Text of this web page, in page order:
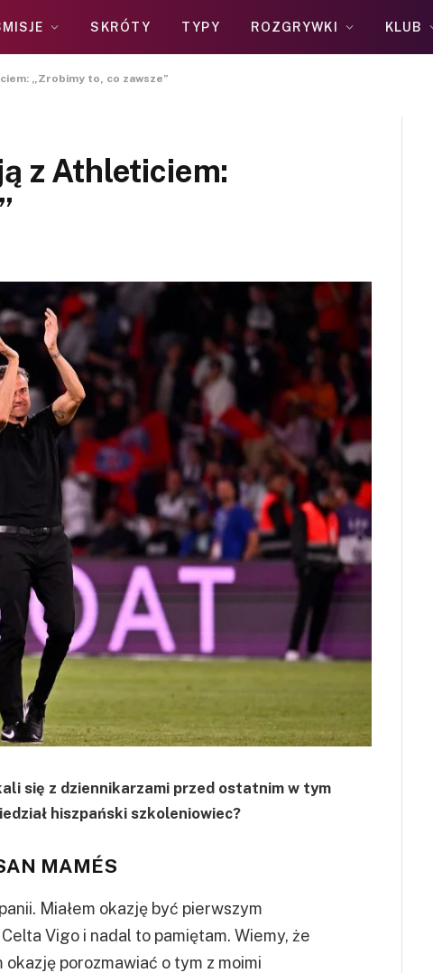
SKRÓTY TYPY ROZGRYWKI KLUB
„Zrobimy to, co zawsze”
z Athleticiem:
się z dziennikarzami przed ostatnim w tym
hiszpański szkoleniowiec?
MAMÉS
Miałem okazję być pierwszym
Vigo i nadal to pamiętam. Wiemy, że
porozmawiać o tym z moimi